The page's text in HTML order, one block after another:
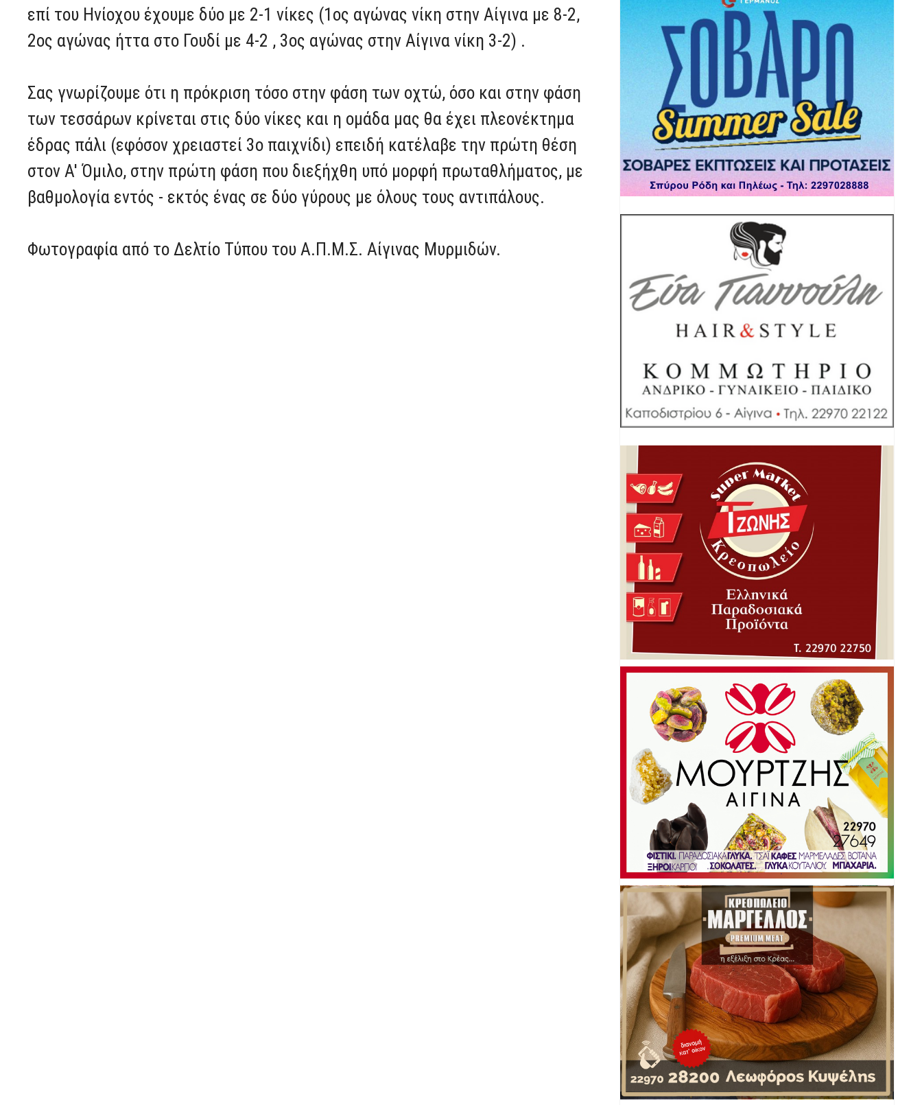
επί του Ηνίοχου έχουμε δύο με 2-1 νίκες (1ος αγώνας νίκη στην Αίγινα με 8-2,
2ος αγώνας ήττα στο Γουδί με 4-2 , 3ος αγώνας στην Αίγινα νίκη 3-2) .
Σας γνωρίζουμε ότι η πρόκριση τόσο στην φάση των οχτώ, όσο και στην φάση
των τεσσάρων κρίνεται στις δύο νίκες και η ομάδα μας θα έχει πλεονέκτημα
έδρας πάλι (εφόσον χρειαστεί 3ο παιχνίδι) επειδή κατέλαβε την πρώτη θέση
στον Α' Όμιλο, στην πρώτη φάση που διεξήχθη υπό μορφή πρωταθλήματος, με
βαθμολογία εντός - εκτός ένας σε δύο γύρους με όλους τους αντιπάλους.
Φωτογραφία από το Δελτίο Τύπου του Α.Π.Μ.Σ. Αίγινας Μυρμιδών.